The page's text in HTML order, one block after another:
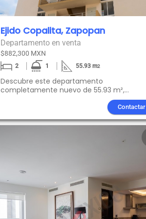
Ejido Copalita, Zapopan
Departamento en venta
$882,300 MXN
2 1 55.93m2
Descubre este departamento
completamente nuevo de 55.93 m²,
diseñado para brindar comodidad y
funcionalidad en cada espacio. Cuenta con
sala, comedor, cocina, dos recámaras, un
baño completo, patio de servicio dentro
departamento y una habitación adicional
que puedes adaptar como oficina,
Ubicado en el fraccionamiento Mirador
Bosque, Zapopan, un entorno planeado con
excelentes amenidades terraza de usos
múltiples, gimnasio al aire libre, juegos
infantiles, pérgolas, pista de jogging,
panorámico, escuela y zona comercial.
para familias, profesionistas o
Contactar